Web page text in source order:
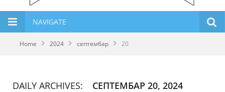
NAVIGATE
Home 2024 септембар 20
DAILY ARCHIVES: СЕПТЕМБАР 20, 2024